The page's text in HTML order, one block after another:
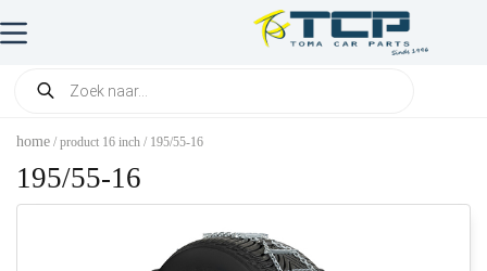
home / product 16 inch / 195/55-16
195/55-16